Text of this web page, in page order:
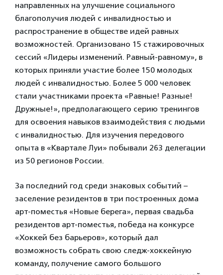
направленных на улучшение социального
благополучия людей с инвалидностью и
распространение в обществе идей равных
возможностей. Организовано 15 стажировочных
сессий «Лидеры изменений. Равный-равному», в
которых приняли участие более 150 молодых
людей с инвалидностью. Более 5 000 человек
стали участниками проекта «Равные! Разные!
Дружные!», предполагающего серию тренингов
для освоения навыков взаимодействия с людьми
с инвалидностью. Для изучения передового
опыта в «Квартале Луи» побывали 263 делегации
из 50 регионов России.
За последний год среди знаковых событий –
заселение резидентов в три построенных дома
арт-поместья «Новые берега», первая свадьба
резидентов арт-поместья, победа на конкурсе
«Хоккей без барьеров», который дал
возможность собрать свою следж-хоккейную
команду, получение самого большого